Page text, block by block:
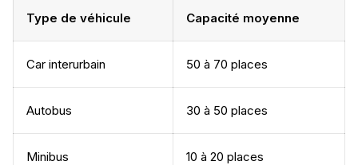
Type de véhicule Capacité moyenne
Car interurbain 50 à 70 places
Autobus 30 à 50 places
Minibus 10 à 20 places